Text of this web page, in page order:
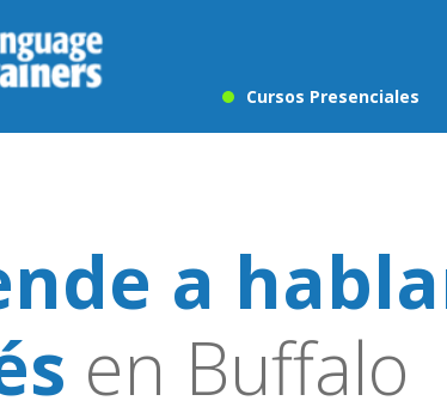
Cursos Presenciales
a
en Buffalo